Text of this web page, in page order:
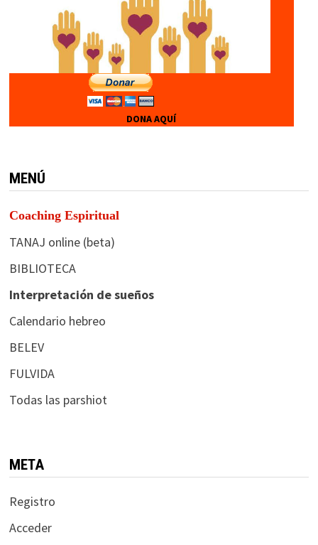
DONA AQUÍ
MENÚ
Coaching Espiritual
TANAJ online (beta)
BIBLIOTECA
Interpretación de sueños
Calendario hebreo
BELEV
FULVIDA
Todas las parshiot
META
Registro
Acceder